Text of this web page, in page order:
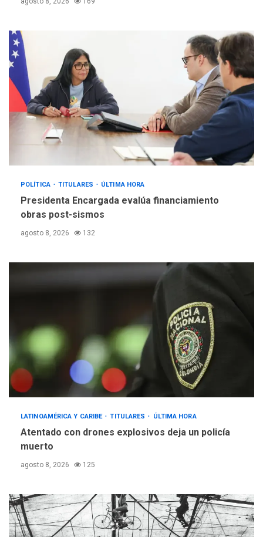
POLÍTICA TITULARES ÚLTIMA HORA
Presidenta Encargada evalúa financiamiento
obras post-sismos
agosto 8, 2026 132
LATINOAMÉRICA Y CARIBE TITULARES ÚLTIMA HORA
Atentado con drones explosivos deja un policía
muerto
agosto 8, 2026 125